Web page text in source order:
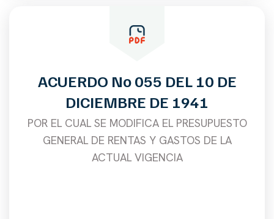
ACUERDO No 055 DEL 10 DE
DICIEMBRE DE 1941
POR EL CUAL SE MODIFICA EL PRESUPUESTO
GENERAL DE RENTAS Y GASTOS DE LA
ACTUAL VIGENCIA